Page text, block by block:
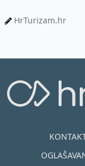
naziva u registar
HrTurizam.hr